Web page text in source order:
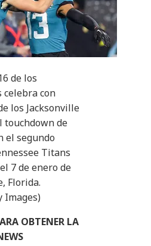
de los
celebra con
los Jacksonville
touchdown de
el segundo
Titans
7 de enero de
Florida.
Images)
OBTENER LA